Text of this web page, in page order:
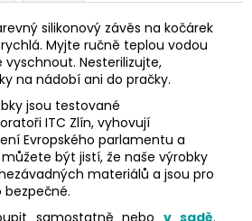
silikonový závěs na kočárek
Myjte ručně teplou vodou
Nesterilizujte,
na nádobí ani do pračky.
jsou testované
ITC Zlín, vyhovují
Evropského parlamentu a
být jistí, že naše výrobky
materiálů a jsou pro